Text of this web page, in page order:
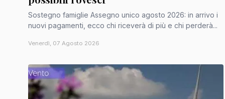
Sostegno famiglie Assegno unico agosto 2026: in arrivo i
nuovi pagamenti, ecco chi riceverà di più e chi perderà...
Venerdì, 07 Agosto 2026